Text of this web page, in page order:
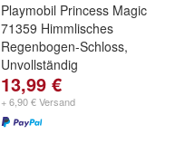
Playmobil Princess Magic
71359 Himmlisches
Regenbogen-Schloss,
Unvollständig
13,99 €
+ 6,90 € Versand